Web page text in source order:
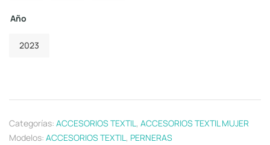
Año
2023
Categorías: ACCESORIOS TEXTIL , ACCESORIOS TEXTIL MUJER
Modelos: ACCESORIOS TEXTIL , PERNERAS